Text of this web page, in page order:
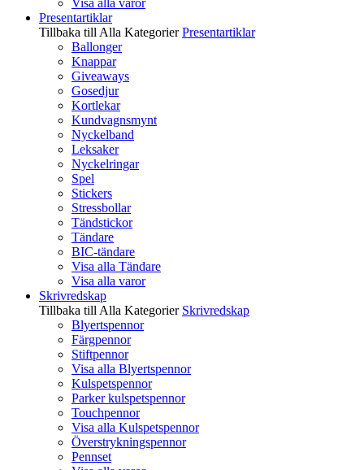
Visa alla varor
Presentartiklar
Tillbaka till Alla Kategorier Presentartiklar
Ballonger
Knappar
Giveaways
Gosedjur
Kortlekar
Kundvagnsmynt
Nyckelband
Leksaker
Nyckelringar
Spel
Stickers
Stressbollar
Tändstickor
Tändare
BIC-tändare
Visa alla Tändare
Visa alla varor
Skrivredskap
Tillbaka till Alla Kategorier Skrivredskap
Blyertspennor
Färgpennor
Stiftpennor
Visa alla Blyertspennor
Kulspetspennor
Parker kulspetspennor
Touchpennor
Visa alla Kulspetspennor
Överstrykningspennor
Pennset